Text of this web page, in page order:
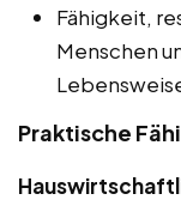
Fähigkeit,
Menschen
Praktische